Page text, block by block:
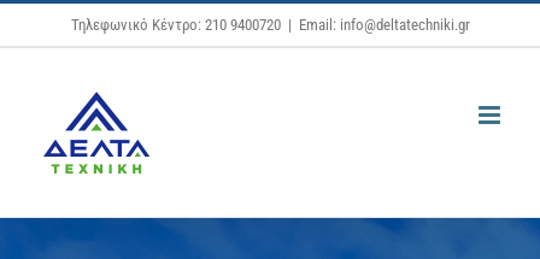
Μετάβαση
στο
Τηλεφωνικό Κέντρο: 210 9400720 | Email: info@deltatechniki.gr